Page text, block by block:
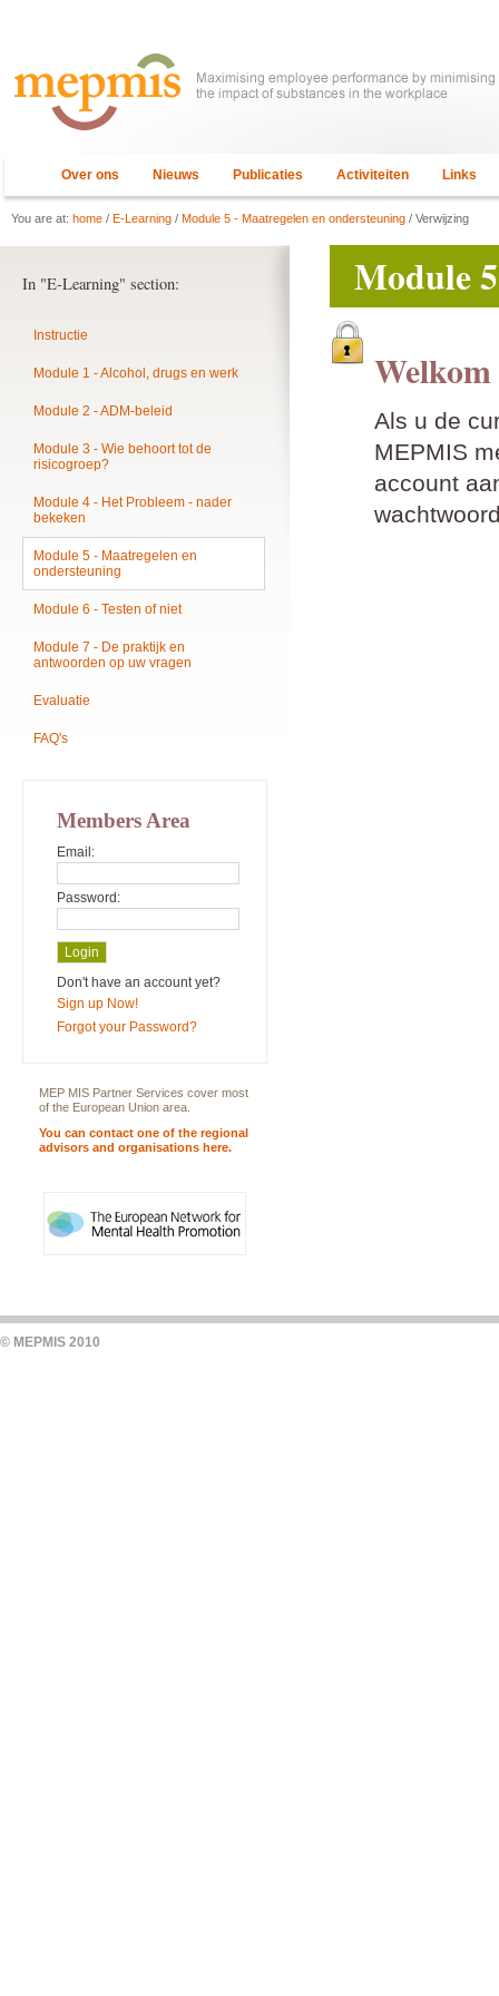
Over ons Nieuws Publicaties Activiteiten Links
You are at: home / E-Learning / Module 5 - Maatregelen en ondersteuning / Verwijzing
Module
Als u de
MEPMIS
account
In "E-Learning" section:
Instructie
Module 1 - Alcohol, drugs en werk
Module 2 - ADM-beleid
Module 3 - Wie behoort tot de
risicogroep?
Module 4 - Het Probleem - nader
bekeken
Module 5 - Maatregelen en
ondersteuning
Module 6 - Testen of niet
Module 7 - De praktijk en
antwoorden op uw vragen
Evaluatie
FAQ's
Members Area
Email:
Password:
Don't have an account yet?
Sign up Now!
Forgot your Password?
MEP MIS Partner Services cover most
of the European Union area.
You can contact one of the regional
advisors and organisations here.
© MEPMIS 2010